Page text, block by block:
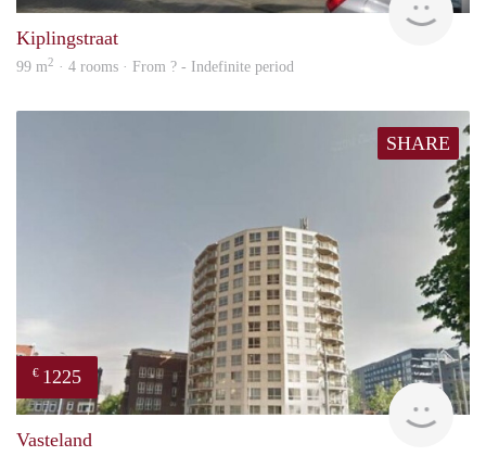
Kiplingstraat
99 m2 · 4 rooms · From ? - Indefinite period
SHARE
€ 1225
Vasteland